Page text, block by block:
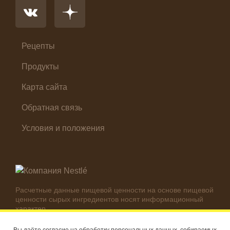
Холодные закуски
Рецепты
Продукты
Карта сайта
Обратная связь
Условия и положения
Расчетные данные пищевой ценности на основе пищевой
ценности сырых ингредиентов носят информационный
характер.
используемых ингредиентов.